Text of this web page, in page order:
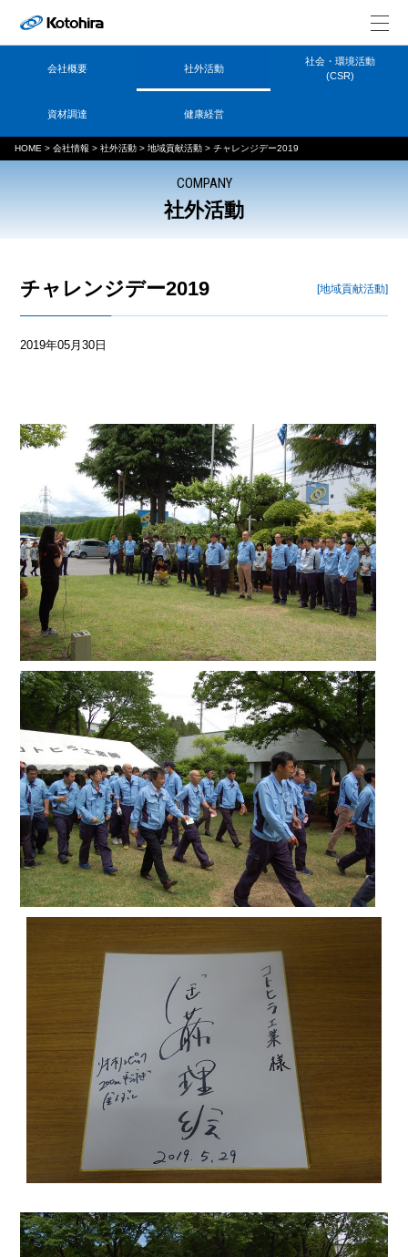
会社概要 社外活動
社会・環境活動
(CSR)
資材調達 健康経営
HOME > 会社情報 > 社外活動 > 地域貢献活動 > チャレンジデー2019
COMPANY
社外活動
チャレンジデー2019 [地域貢献活動]
2019年05月30日